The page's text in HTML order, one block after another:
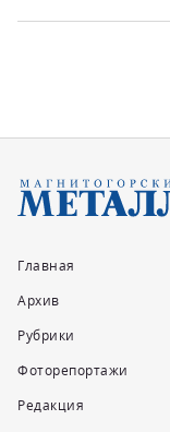
Главная
Архив
Рубрики
Фоторепортажи
Редакция